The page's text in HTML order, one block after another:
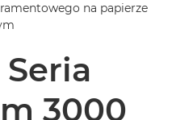
na papierze
3000